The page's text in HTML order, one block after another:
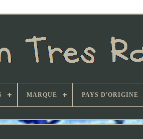
MARQUE PAYS D'ORIGINE